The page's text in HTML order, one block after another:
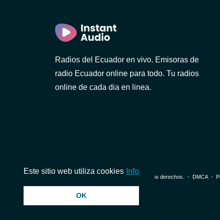
Radios del Ecuador en vivo. Emisoras de
radio Ecuador online para todo. Tu radios
online de cada dia en linea.
© 2026 InstantAudio. Reservados todos los derechos. ・ DMCA・
Este sitio web utiliza cookies Info
OK